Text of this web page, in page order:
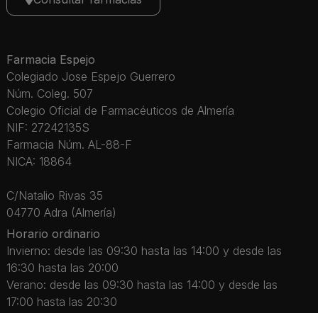
Farmacia Espejo
Colegiado Jose Espejo Guerrero
Núm. Coleg. 507
Colegio Oficial de Farmacéuticos de Almería
NIF: 27242135S
Farmacia Núm. AL-88-F
NICA: 18864
C/Natalio Rivas 35
04770 Adra (Almería)
Horario ordinario
Invierno: desde las 09:30 hasta las 14:00 y desde las
16:30 hasta las 20:00
Verano: desde las 09:30 hasta las 14:00 y desde las
17:00 hasta las 20:30